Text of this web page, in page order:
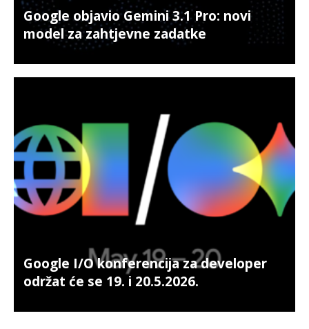
Google objavio Gemini 3.1 Pro: novi
model za zahtjevne zadatke
Google I/O konferencija za developer
održat će se 19. i 20.5.2026.